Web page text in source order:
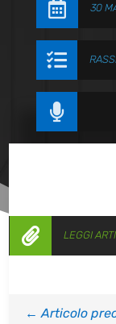
 30


 LEGGI
←Articolo